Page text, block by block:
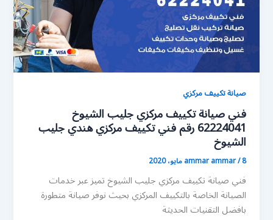
صيانة تكييف مركزي
فني صيانة تكييف مركزي جليب الشيوخ
62224041 رقم فني تكييف مركزي هندي جليب
الشيوخ
ammar ammar/8 مايو، 2020
فني صيانة تكييف مركزي جليب الشيوخ تميز عبر خدمات
الصيانة الخاصة بالتكييف المركزي بحيث نوفر صيانة متطورة
بافضل التقنيات الحديثة